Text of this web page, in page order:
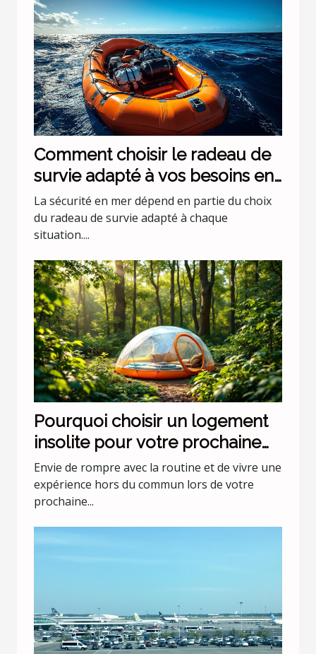
Comment choisir le radeau de
survie adapté à vos besoins en
mer ?
La sécurité en mer dépend en partie du choix
du radeau de survie adapté à chaque
situation....
Pourquoi choisir un logement
insolite pour votre prochaine
escapade ?
Envie de rompre avec la routine et de vivre une
expérience hors du commun lors de votre
prochaine...